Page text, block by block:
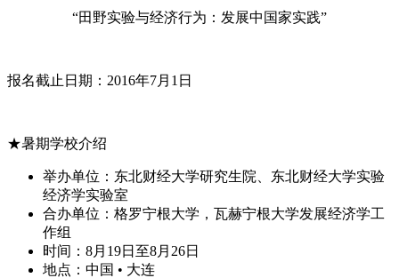
“田野实验与经济行为：发展中国家实践”
报名截止日期：2016年7月1日
★暑期学校介绍
举办单位：东北财经大学研究生院、东北财经大学实验
经济学实验室
合办单位：格罗宁根大学，瓦赫宁根大学发展经济学工
作组
时间：8月19日至8月26日
地点：中国 • 大连